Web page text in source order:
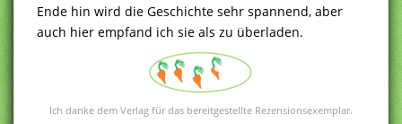
Ende hin wird die Geschichte sehr spannend, aber
auch hier empfand ich sie als zu überladen.
Ich danke dem Verlag für das bereitgestellte Rezensionsexemplar.